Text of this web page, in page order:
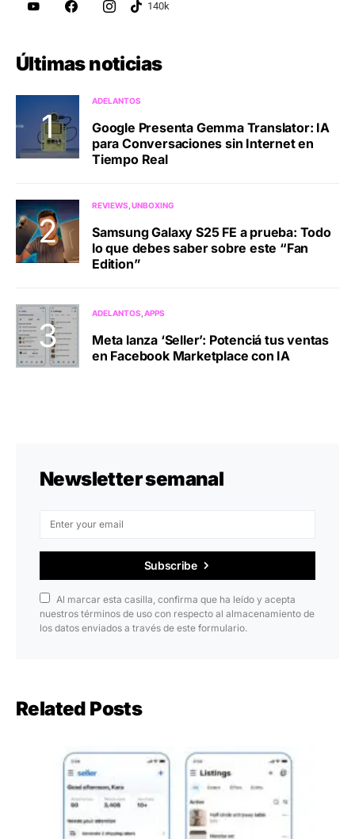
Últimas noticias
ADELANTOS
Google Presenta Gemma Translator: IA
para Conversaciones sin Internet en
Tiempo Real
REVIEWS UNBOXING
Samsung Galaxy S25 FE a prueba: Todo
lo que debes saber sobre este “Fan
Edition”
ADELANTOS APPS
Meta lanza ‘Seller’: Potenciá tus ventas
en Facebook Marketplace con IA
Newsletter semanal
Subscribe
Al marcar esta casilla, confirma que ha leído y acepta
nuestros términos de uso con respecto al almacenamiento de
los datos enviados a través de este formulario.
Related Posts